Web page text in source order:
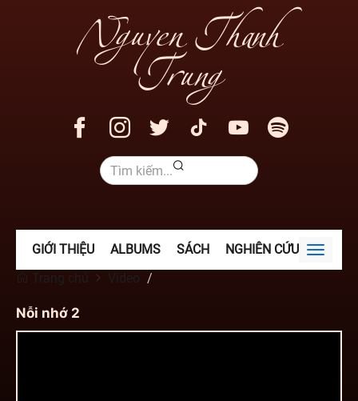
Nguyen Thanh
Trung
Trang chủ Video
Nỗi nhớ 2
GIỚI THIỆU ALBUMS SÁCH NGHIÊN CỨU VIDEO
Toggle